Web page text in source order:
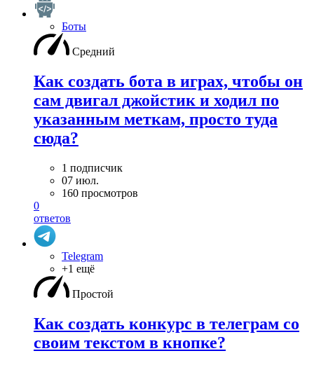
Боты
Средний
Как создать бота в играх, чтобы он
сам двигал джойстик и ходил по
указанным меткам, просто туда
сюда?
1 подписчик
07 июл.
160 просмотров
0
ответов
Telegram
+1 ещё
Простой
Как создать конкурс в телеграм со
своим текстом в кнопке?